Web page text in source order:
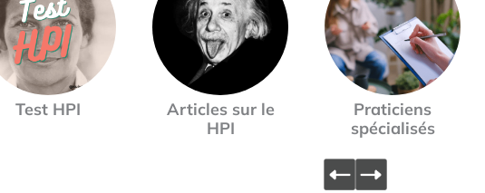
Test HPI
Articles sur le
HPI
Praticiens
spécialisés